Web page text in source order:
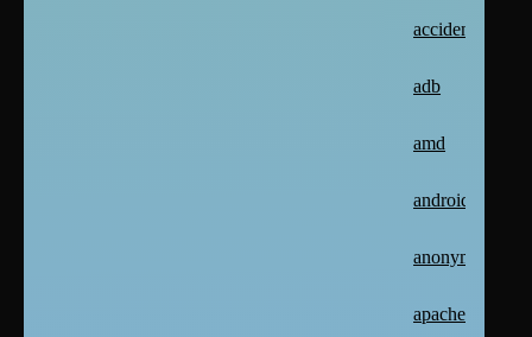
accident
adb
amd
android
anonymat
apache2